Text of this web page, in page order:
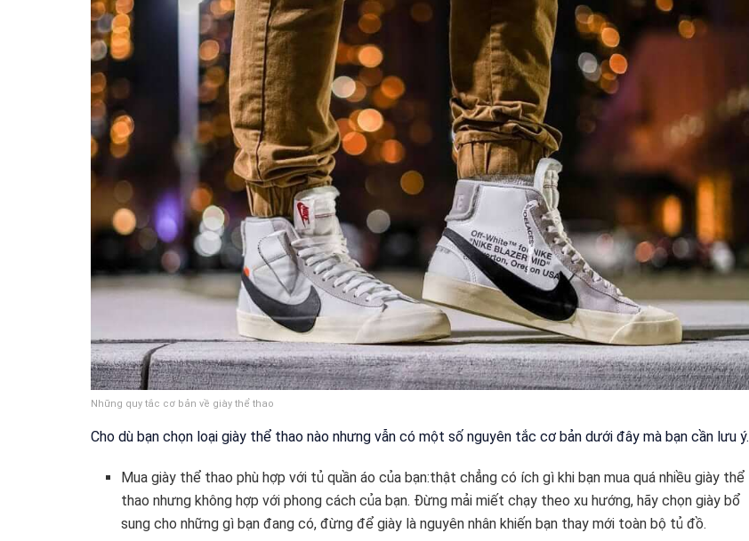
Những quy tắc cơ bản về giày thể thao
Cho dù bạn chọn loại giày thể thao nào nhưng vẫn có một số nguyên tắc cơ bản dưới đây mà bạn cần lưu ý.
Mua giày thể thao phù hợp với tủ quần áo của bạn:thật chẳng có ích gì khi bạn mua quá nhiều giày thể
thao nhưng không hợp với phong cách của bạn. Đừng mải miết chạy theo xu hướng, hãy chọn giày bổ
sung cho những gì bạn đang có, đừng để giày là nguyên nhân khiến bạn thay mới toàn bộ tủ đồ.